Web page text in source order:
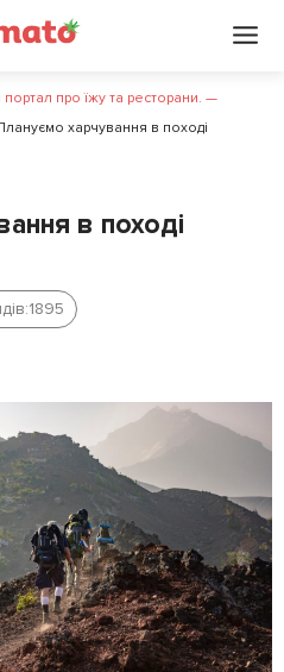
портал про їжу та ресторани. —
харчування в поході
в поході
1895